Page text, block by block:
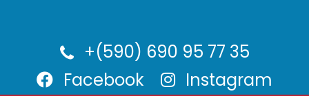
+(590) 690 95 77 35
Facebook
Instagram